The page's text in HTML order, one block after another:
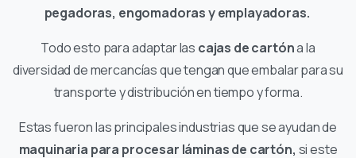
pegadoras, engomadoras y emplayadoras.
Todo esto para adaptar las cajas de cartóna la
diversidad de mercancías que tengan que embalar para su
transporte y distribución en tiempo y forma.
Estas fueron las principales industrias que se ayudan de
maquinaria para procesar láminas de cartón, si este